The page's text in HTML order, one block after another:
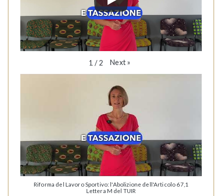
1 / 2 Next»
Riforma del Lavoro Sportivo: l'Abolizione dell'Articolo 67,1
Lettera M del TUIR